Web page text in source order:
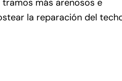
más arenosos e
la reparación del